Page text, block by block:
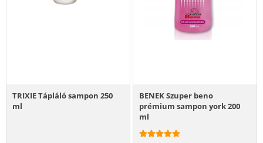
TRIXIE Tápláló sampon 250
ml
BENEK Szuper beno
prémium sampon york 200
ml